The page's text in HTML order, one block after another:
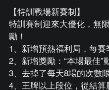
【特訓戰場新賽制】
特訓賽制迎來大優化，無
勵！
1、新增預熱福利局，每賽
2、新增獎勵：“本場最佳”
3、去掉了每天8場的次數限
4、王牌以上段位，從結